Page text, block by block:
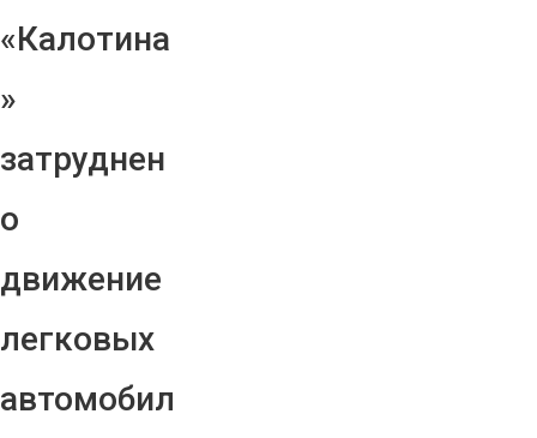
«Калотина
»
затруднен
о
движение
легковых
автомобил